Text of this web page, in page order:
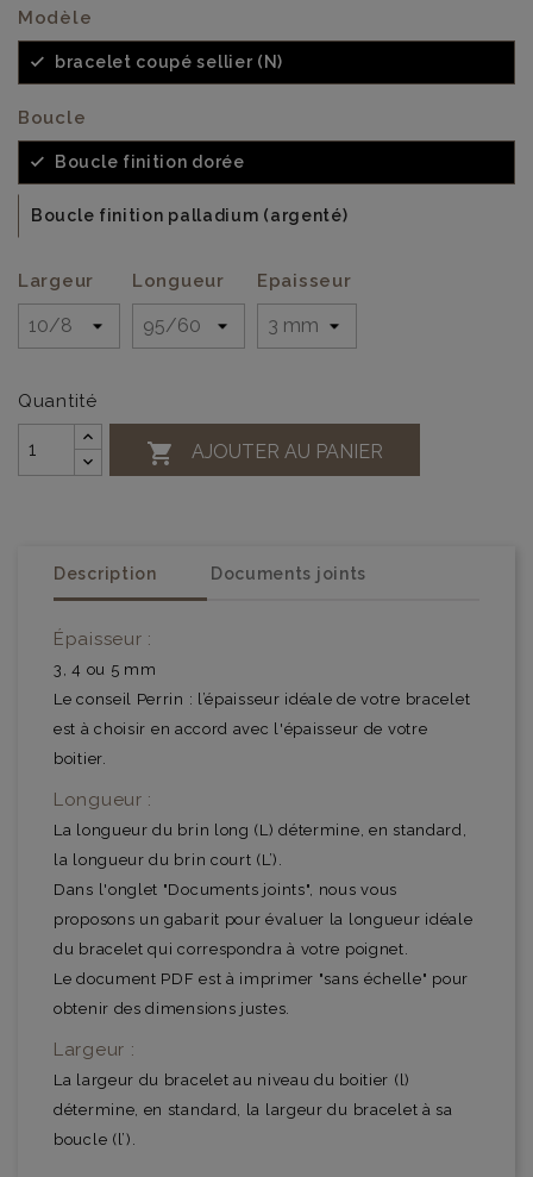
Modèle
bracelet coupé sellier (N)
Boucle
Boucle finition dorée
Boucle finition palladium (argenté)
Largeur Longueur Epaisseur
Quantité
 AJOUTER AU PANIER
Description Documents joints
Épaisseur :
3, 4 ou 5 mm
Le conseil Perrin : l’épaisseur idéale de votre bracelet
est à choisir en accord avec l'épaisseur de votre
boitier.
Longueur :
La longueur du brin long (L) détermine, en standard,
la longueur du brin court (L’).
Dans l'onglet "Documents joints", nous vous
proposons un gabarit pour évaluer la longueur idéale
du bracelet qui correspondra à votre poignet.
Le document PDF est à imprimer "sans échelle" pour
obtenir des dimensions justes.
Largeur :
La largeur du bracelet au niveau du boitier (l)
détermine, en standard, la largeur du bracelet à sa
boucle (l’).